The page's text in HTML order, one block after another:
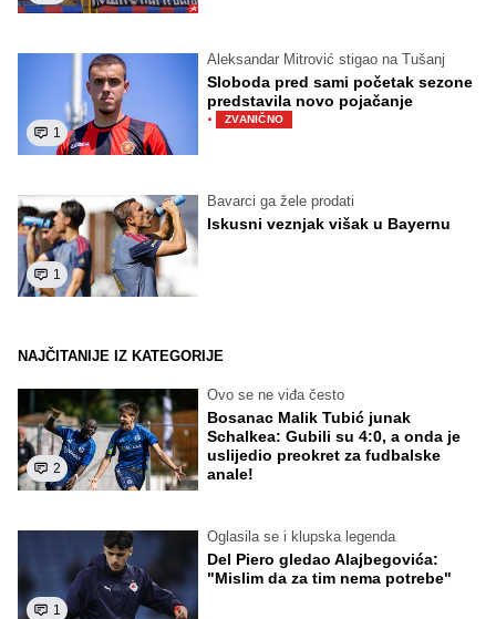
1
Aleksandar Mitrović stigao na Tušanj
Sloboda pred sami početak sezone
predstavila novo pojačanje
· ZVANIČNO
1
Bavarci ga žele prodati
Iskusni veznjak višak u Bayernu
NAJČITANIJE IZ KATEGORIJE
2
Ovo se ne viđa često
Bosanac Malik Tubić junak
Schalkea: Gubili su 4:0, a onda je
uslijedio preokret za fudbalske
anale!
1
Oglasila se i klupska legenda
Del Piero gledao Alajbegovića:
"Mislim da za tim nema potrebe"